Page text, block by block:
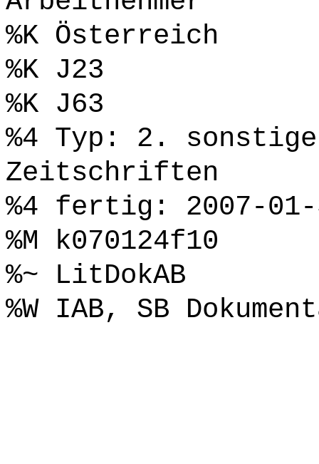
%K Österreich
%K J23
%K J63
%4 Typ: 2.
Zeitschriften
%4 fertig: 2007-01-
%M k070124f10
%~ LitDokAB
%W IAB, SB